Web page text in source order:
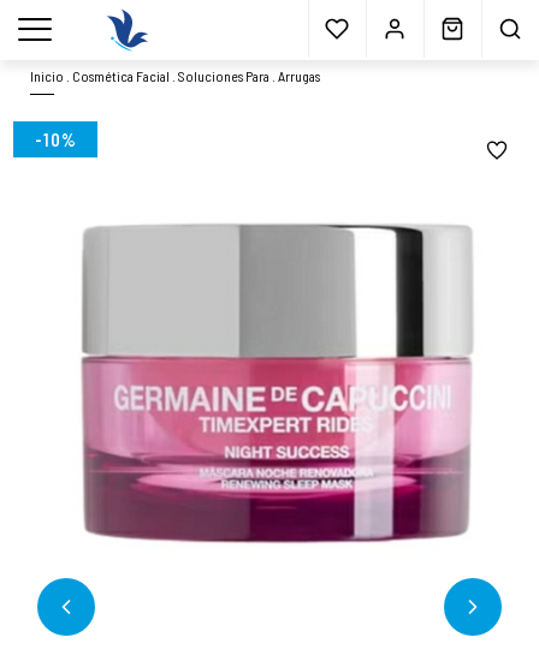
Envío gratisa partir 40€* Muestras gratis Blog
menu
Inicio Cosmética Facial .Soluciones Para .Arrugas
-10%